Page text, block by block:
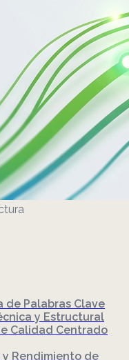
de Palabras Clave
y Estructural
Calidad Centrado
Rendimiento de